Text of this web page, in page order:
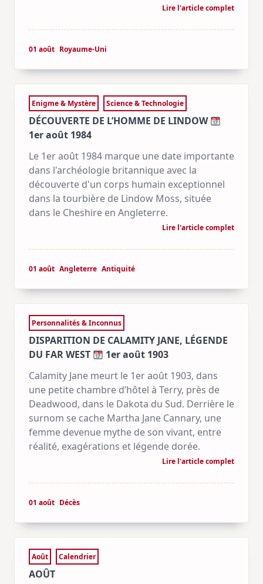
Lire l'article complet
01 août Royaume-Uni
Enigme & Mystère Science & Technologie
DÉCOUVERTE DE L’HOMME DE LINDOW
1er août 1984
Le 1er août 1984 marque une date importante
dans l'archéologie britannique avec la
découverte d'un corps humain exceptionnel
dans la tourbière de Lindow Moss, située
dans le Cheshire en Angleterre.
Lire l'article complet
01 août Angleterre Antiquité
Personnalités & Inconnus
DISPARITION DE CALAMITY JANE, LÉGENDE
DU FAR WEST
1er août 1903
Calamity Jane meurt le 1er août 1903, dans
une petite chambre d’hôtel à Terry, près de
Deadwood, dans le Dakota du Sud. Derrière le
surnom se cache Martha Jane Cannary, une
femme devenue mythe de son vivant, entre
réalité, exagérations et légende dorée.
Lire l'article complet
01 août Décès
Août Calendrier
AOÛT